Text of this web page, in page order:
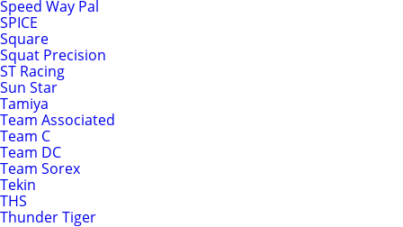
Speed Way Pal
SPICE
Square
Squat Precision
ST Racing
Sun Star
Tamiya
Team Associated
Team C
Team DC
Team Sorex
Tekin
THS
Thunder Tiger